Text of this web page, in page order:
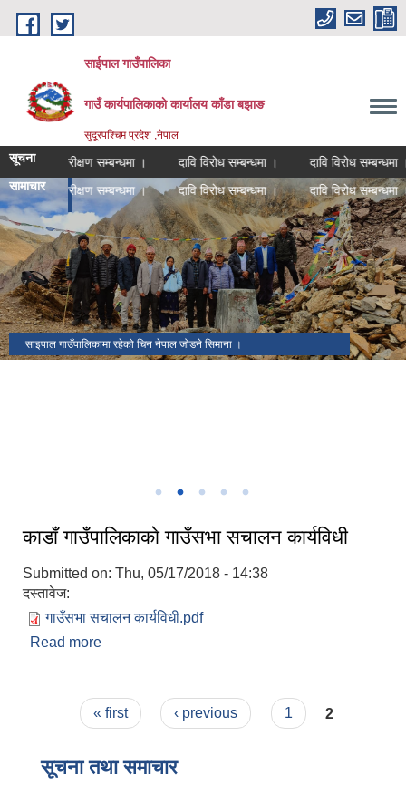
Skip to main content
साईपाल गाउँपालिका
गाउँ कार्यपालिकाकाे कार्यालय काँडा बझाङ
सुदूरपश्चिम प्रदेश ,नेपाल
सूचनालेखापरीक्षण सम्बन्धमा । दावि विरोध सम्बन्धमा । दावि विरोध सम्बन्धमा ।
अन्य
सामाचारलेखापरीक्षण सम्बन्धमा । दावि विरोध सम्बन्धमा । दावि विरोध सम्बन्धमा ।
साइपाल गाउँपालिकामा रहेको चिन नेपाल जोडने सिमाना ।
पर्यटकिय क्षेत्र ।
धार्मिक स्थल ।
काडाँ गाउँपालिकाकाे गाउँसभा सचालन कार्यविधी
Submitted on: Thu, 05/17/2018 - 14:38
दस्तावेज:
गाउँसभा सचालन कार्यविधी.pdf
Read more
Pages« first ‹ previous 1 2
सूचना तथा समाचार